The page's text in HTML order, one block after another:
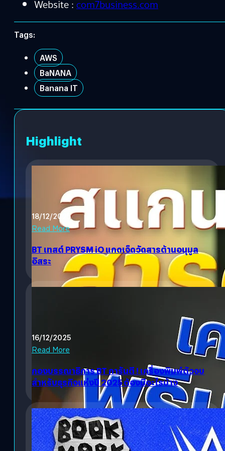
Website :com7business.com
Tags:
AWS
BaNANA
Banana IT
Highlight
18/12/2025
Read More
BT เทสต์ PRYSM iO แกดเจ็ดวัดสารต้านอนุมูล
อิสระ
16/12/2025
Read More
กองบรรณาธิการ BT การันตี ! เครื่องพิมพ์ตัวจบ
สำหรับธุรกิจแห่งปี 2025 ต้องมีอะไรบ้าง